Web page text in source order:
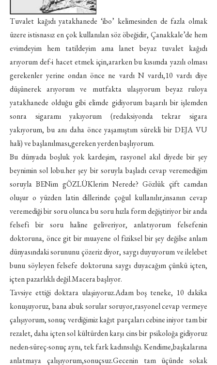
Tuvalet kağıdı yatakhanede ‘ibo’ kelimesinden de fazla olmak
üzere istisnasız en çok kullanılan söz öbeğidir, Çanakkale’de hem
evimdeyim hem tatildeyim ama lanet beyaz tuvalet kağıdı
arıyorum def-i hacet etmek için,ararken bu kısımda yazılı olması
gerekenler yerine ondan önce ne vardı N vardı,10 vardı diye
düşünerek arıyorum ve mutfakta ulaşıyorum beyaz ruloya
yatakhanede olduğu gibi elimde gidiyorum başarılı bir işlemden
sonra sigaramı yakıyorum (redaksiyonda tekrar sigara
yakıyorum, bu anı daha önce yaşamıştım sürekli bir DEJA VU
hali) ve başlanılması,gereken yerden başlıyorum.
Bu dünyada boşluk yok kardeşim, rasyonel akıl diyede bir şey
beynimin sol lobu.her şey bir soruyla başladı cevap veremediğim
soruyla BENim gÖZLÜKlerim Nerede? Gözlük çift camdan
oluşur o yüzden latin dillerinde çoğul kullanılır,insanın cevap
veremediği bir soru olunca bu soru hızla form değiştiriyor bir anda
felsefi bir soru haline geliveriyor, anlatıyorum felsefenin
doktoruna, önce git bir muayene ol fiziksel bir şey değilse anlam
dünyasındaki sorununu çözeriz diyor, saygı duyuyorum ve ilelebet
bunu söyleyen felsefe doktoruna saygı duyacağım çünkü içten,
içten pazarlıklı değil.Macera başlıyor.
Tavsiye ettiği doktara ulaşiıyoruz.Adam boş teneke, 10 dakika
konuşuyoruz, bana abuk sorular soruyor,rasyonel cevap vermeye
çalışıyorum, sonuç verdiğimiz kağıt parçaları cebine iniyor tam bir
rezalet, daha içten sol kültürden karşı cins bir psikoloğa gidiyoruz
neden-süreç-sonuç aynı, tek fark kadınsılığı. Kendime,başkalarına
anlatmaya çalışıyorum,sonuçsuz.Gecenin tam üçünde sokak